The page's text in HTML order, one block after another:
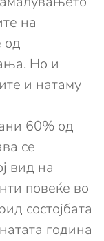
на
од
Но и
и натаму
60% од
се
вид на
повеќе во
состојбата
година